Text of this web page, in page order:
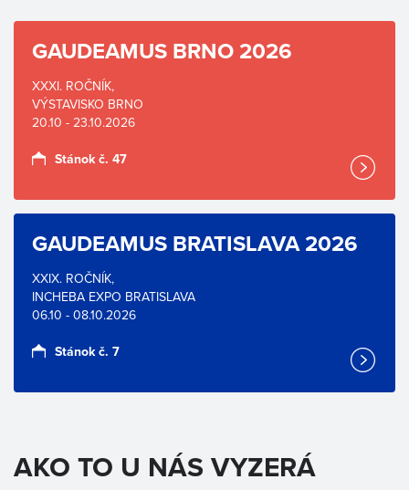
GAUDEAMUS BRNO 2026
XXXI. ROČNÍK,
VÝSTAVISKO BRNO
20.10 - 23.10.2026
Stánok č. 47
GAUDEAMUS BRATISLAVA 2026
XXIX. ROČNÍK,
INCHEBA EXPO BRATISLAVA
06.10 - 08.10.2026
Stánok č. 7
AKO TO U NÁS VYZERÁ